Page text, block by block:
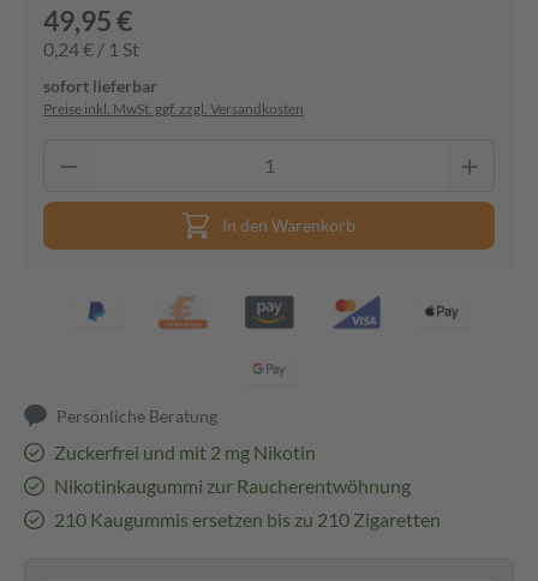
49,95 €
0,24 € / 1 St
sofort lieferbar
Preise inkl. MwSt. ggf. zzgl. Versandkosten
In den Warenkorb
Persönliche Beratung
Zuckerfrei und mit 2 mg Nikotin
Nikotinkaugummi zur Raucherentwöhnung
210 Kaugummis ersetzen bis zu 210 Zigaretten